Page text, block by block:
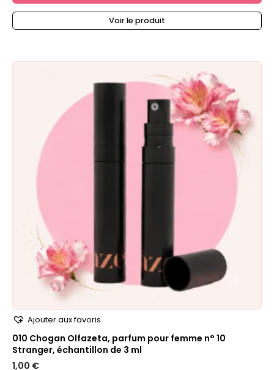
Voir le produit
Ajouter aux favoris
010 Chogan Olfazeta, parfum pour femme n° 10
Stranger, échantillon de 3 ml
1,00 €